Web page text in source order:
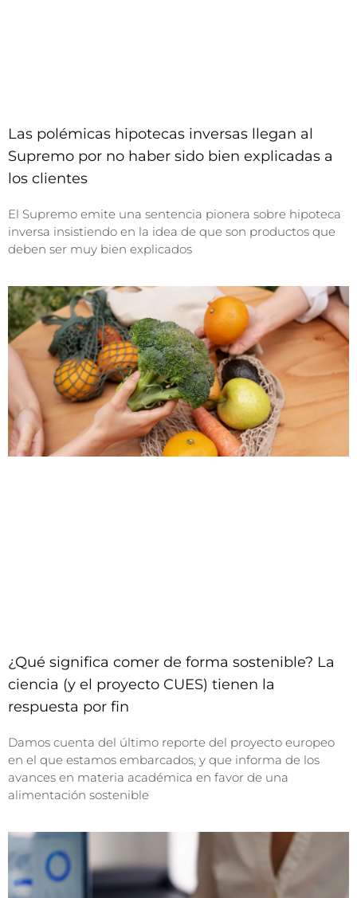
Las polémicas hipotecas inversas llegan al
Supremo por no haber sido bien explicadas a
los clientes
El Supremo emite una sentencia pionera sobre hipoteca
inversa insistiendo en la idea de que son productos que
deben ser muy bien explicados
¿Qué significa comer de forma sostenible? La
ciencia (y el proyecto CUES) tienen la
respuesta por fin
Damos cuenta del último reporte del proyecto europeo
en el que estamos embarcados, y que informa de los
avances en materia académica en favor de una
alimentación sostenible